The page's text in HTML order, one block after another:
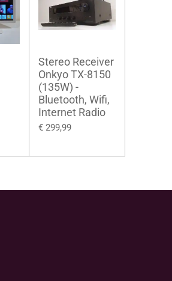
Stereo Receiver
Onkyo TX-8150
(135W) -
Bluetooth, Wifi,
Internet Radio
€ 299,99